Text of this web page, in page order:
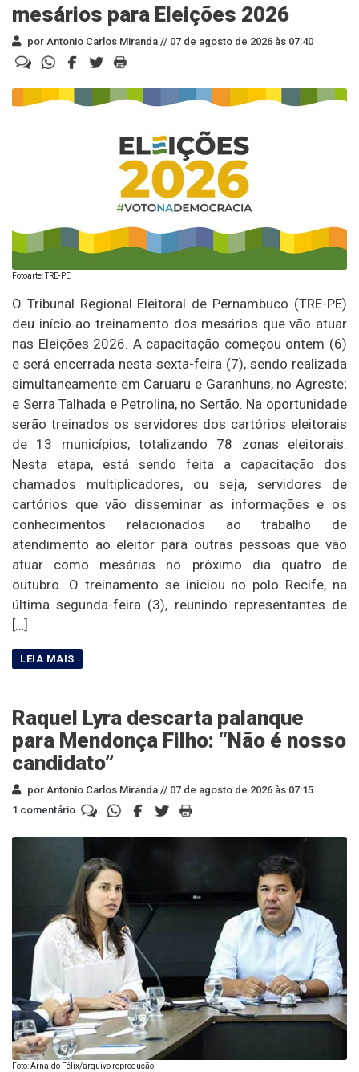
mesários para Eleições 2026
por Antonio Carlos Miranda // 07 de agosto de 2026 às 07:40
Fotoarte: TRE-PE
O Tribunal Regional Eleitoral de Pernambuco (TRE-PE)
deu início ao treinamento dos mesários que vão atuar
nas Eleições 2026. A capacitação começou ontem (6)
e será encerrada nesta sexta-feira (7), sendo realizada
simultaneamente em Caruaru e Garanhuns, no Agreste;
e Serra Talhada e Petrolina, no Sertão. Na oportunidade
serão treinados os servidores dos cartórios eleitorais
de 13 municípios, totalizando 78 zonas eleitorais.
Nesta etapa, está sendo feita a capacitação dos
chamados multiplicadores, ou seja, servidores de
cartórios que vão disseminar as informações e os
conhecimentos relacionados ao trabalho de
atendimento ao eleitor para outras pessoas que vão
atuar como mesárias no próximo dia quatro de
outubro. O treinamento se iniciou no polo Recife, na
última segunda-feira (3), reunindo representantes de
[…]
Raquel Lyra descarta palanque
para Mendonça Filho: “Não é nosso
candidato”
por Antonio Carlos Miranda // 07 de agosto de 2026 às 07:15
1 comentário
Foto: Arnaldo Félix/arquivo reprodução